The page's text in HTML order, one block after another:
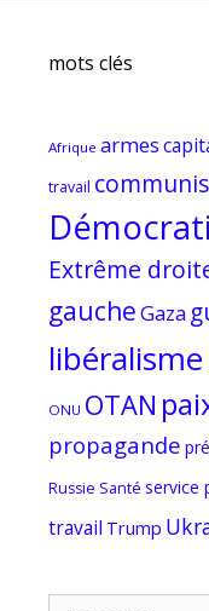
mots clés
Afrique armes
travail
Extrême
gaucheGaza
libéralisme
ONU OTAN
propagande
Russie Santé service
travail Trump